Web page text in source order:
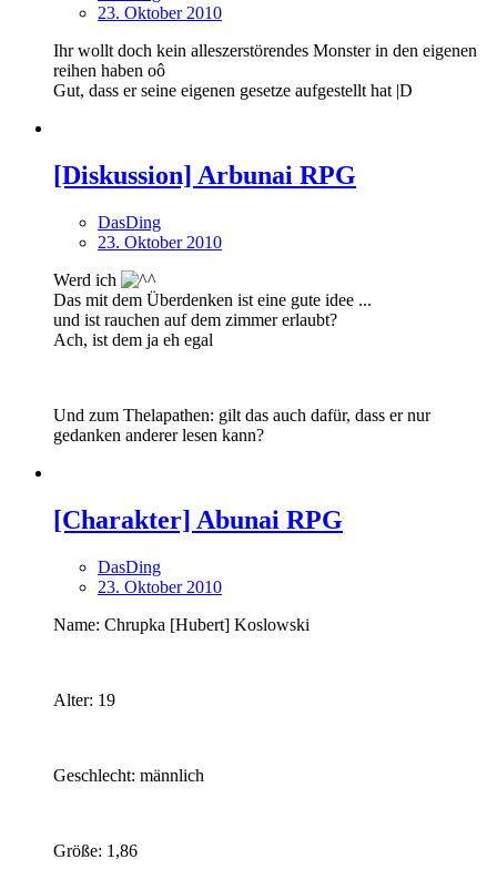
23. Oktober 2010
Ihr wollt doch kein alleszerstörendes Monster in den eigenen
reihen haben oô
Gut, dass er seine eigenen gesetze aufgestellt hat |D
[Diskussion] Arbunai RPG
DasDing
23. Oktober 2010
Werd ich
Das mit dem Überdenken ist eine gute idee ...
und ist rauchen auf dem zimmer erlaubt?
Ach, ist dem ja eh egal
Und zum Thelapathen: gilt das auch dafür, dass er nur
gedanken anderer lesen kann?
[Charakter] Abunai RPG
DasDing
23. Oktober 2010
Name: Chrupka [Hubert] Koslowski
Alter: 19
Geschlecht: männlich
Größe: 1,86